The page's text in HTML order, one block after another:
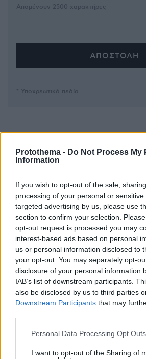
Protothema - Do Not Process My
Information
If you wish to opt-out of the sale,
processing of your personal or
targeted advertising by us, please use
section to confirm your selection.
opt-out request is processed you may
interest-based ads based on personal
us or personal information disclosed to
your opt-out. You may separately opt-
disclosure of your personal information
IAB’s list of downstream participants.
also be disclosed by us to third parties
Downstream Participants that may
Please note that this website/app uses
not limited to your visit or usage
Personal Data Processing Opt Outs
I want to opt-out of the Sharing of
Απομένουν 2500 χαρακτήρες
* Υποχρεωτικά πεδία
ΡΟΗ ΕΙΔΗΣΕΩΝ
Ειδήσεις
Πέθανε σε ηλικία 26 ετών η
έπειτα από τριετή μάχη με σπάνια
πριν 19 λεπτά
Γαρίδες γιουβέτσι λεμονάτο
07.08.2026, 05:00
«Έγκλημα πολέμου» ο ισραηλινός
σκότωσε δημοσιογράφο στον
τρεις ΜΚΟ
Επεισόδια μεταξύ διαδηλωτών και
07.08.2026, 04:13
Σαουδική Αραβία, Τουρκία και
να υπογράψουν συμφωνία